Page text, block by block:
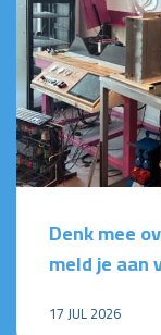
Denk mee
meld je aan
17 JUL 2026